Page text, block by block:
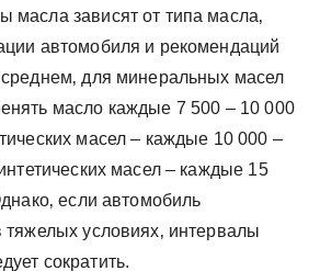
масла зависят от типа масла‚
автомобиля и рекомендаций
для минеральных масел
масло каждые 7 500 – 10 000
масел – каждые 10 000 –
масел – каждые 15
если автомобиль
тяжелых условиях‚ интервалы
сократить.